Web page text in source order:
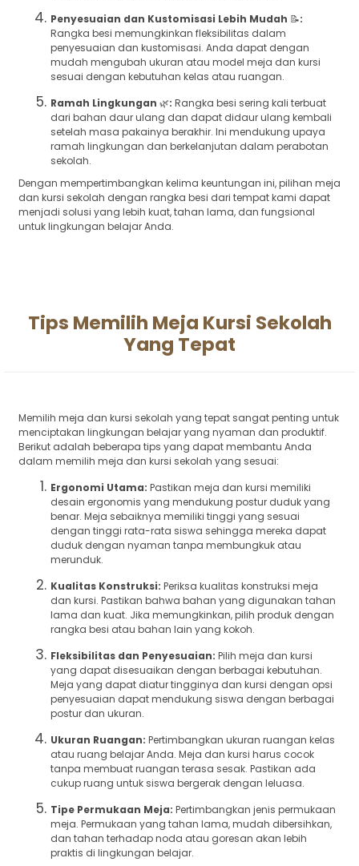
Penyesuaian dan Kustomisasi Lebih Mudah 📝:
Rangka besi memungkinkan fleksibilitas dalam
penyesuaian dan kustomisasi. Anda dapat dengan
mudah mengubah ukuran atau model meja dan kursi
sesuai dengan kebutuhan kelas atau ruangan.
Ramah Lingkungan 🌿: Rangka besi sering kali terbuat
dari bahan daur ulang dan dapat didaur ulang kembali
setelah masa pakainya berakhir. Ini mendukung upaya
ramah lingkungan dan berkelanjutan dalam perabotan
sekolah.
Dengan mempertimbangkan kelima keuntungan ini, pilihan meja
dan kursi sekolah dengan rangka besi dari tempat kami dapat
menjadi solusi yang lebih kuat, tahan lama, dan fungsional
untuk lingkungan belajar Anda.
Tips Memilih Meja Kursi Sekolah
Yang Tepat
Memilih meja dan kursi sekolah yang tepat sangat penting untuk
menciptakan lingkungan belajar yang nyaman dan produktif.
Berikut adalah beberapa tips yang dapat membantu Anda
dalam memilih meja dan kursi sekolah yang sesuai:
Ergonomi Utama: Pastikan meja dan kursi memiliki
desain ergonomis yang mendukung postur duduk yang
benar. Meja sebaiknya memiliki tinggi yang sesuai
dengan tinggi rata-rata siswa sehingga mereka dapat
duduk dengan nyaman tanpa membungkuk atau
merunduk.
Kualitas Konstruksi: Periksa kualitas konstruksi meja
dan kursi. Pastikan bahwa bahan yang digunakan tahan
lama dan kuat. Jika memungkinkan, pilih produk dengan
rangka besi atau bahan lain yang kokoh.
Fleksibilitas dan Penyesuaian: Pilih meja dan kursi
yang dapat disesuaikan dengan berbagai kebutuhan.
Meja yang dapat diatur tingginya dan kursi dengan opsi
penyesuaian dapat mendukung siswa dengan berbagai
postur dan ukuran.
Ukuran Ruangan: Pertimbangkan ukuran ruangan kelas
atau ruang belajar Anda. Meja dan kursi harus cocok
tanpa membuat ruangan terasa sesak. Pastikan ada
cukup ruang untuk siswa bergerak dengan leluasa.
Tipe Permukaan Meja: Pertimbangkan jenis permukaan
meja. Permukaan yang tahan lama, mudah dibersihkan,
dan tahan terhadap noda atau goresan akan lebih
praktis di lingkungan belajar.